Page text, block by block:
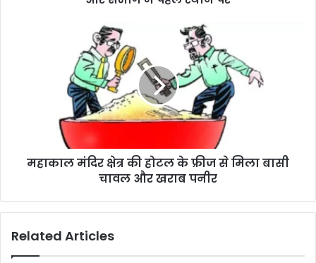
महाकाल मंदिर क्षेत्र की होटल के फ्रीज से मिला बासी
चावल और खराब पनीर
Related Articles